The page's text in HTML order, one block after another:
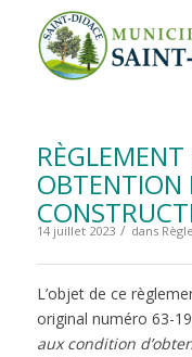
OBTENTION
14 juillet 2023 / dans
L’objet de ce
original numéro 63-
aux condition